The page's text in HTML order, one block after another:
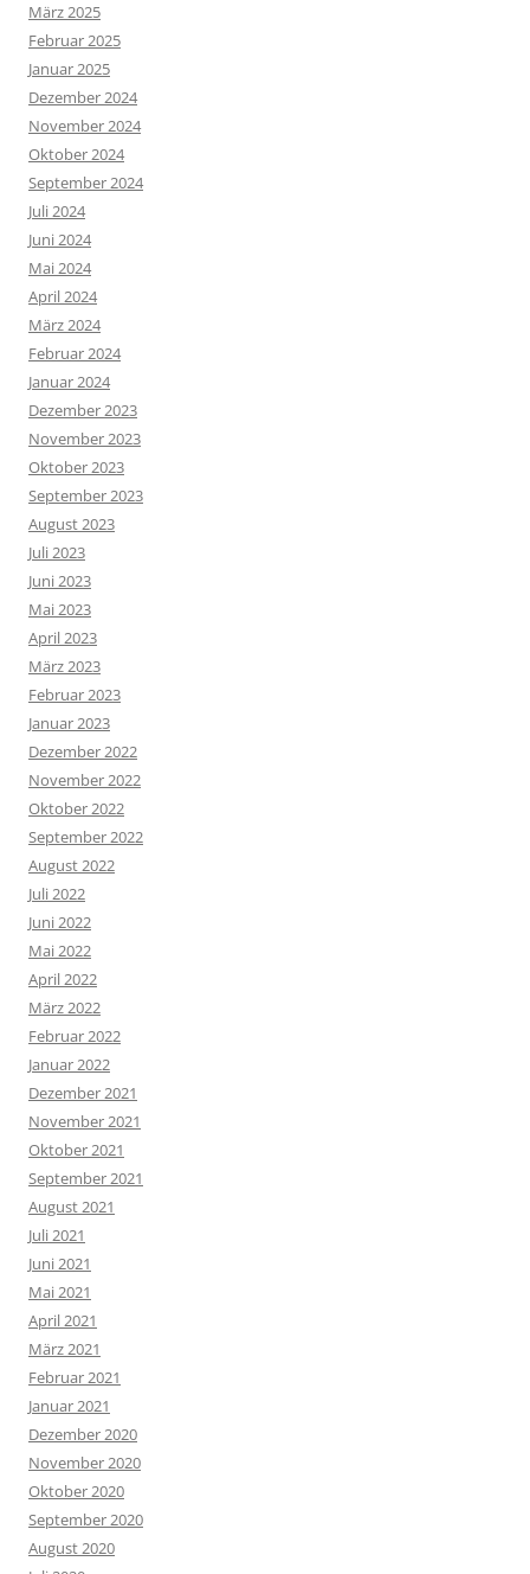
März 2025
Februar 2025
Januar 2025
Dezember 2024
November 2024
Oktober 2024
September 2024
Juli 2024
Juni 2024
Mai 2024
April 2024
März 2024
Februar 2024
Januar 2024
Dezember 2023
November 2023
Oktober 2023
September 2023
August 2023
Juli 2023
Juni 2023
Mai 2023
April 2023
März 2023
Februar 2023
Januar 2023
Dezember 2022
November 2022
Oktober 2022
September 2022
August 2022
Juli 2022
Juni 2022
Mai 2022
April 2022
März 2022
Februar 2022
Januar 2022
Dezember 2021
November 2021
Oktober 2021
September 2021
August 2021
Juli 2021
Juni 2021
Mai 2021
April 2021
März 2021
Februar 2021
Januar 2021
Dezember 2020
November 2020
Oktober 2020
September 2020
August 2020